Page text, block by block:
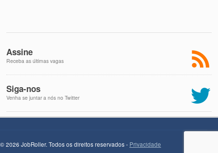
Assine
Receba as últimas vagas
Siga-nos
Venha se juntar a nós no Twitter
© 2026 JobRoller. Todos os direitos reservados - Privacidade